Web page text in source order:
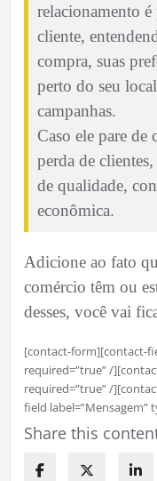
relacionamento
cliente,
compra, suas
perto do seu
campanhas.
Caso ele pare de
perda de
de qualidade,
econômica.
Adicione ao fato
comércio têm ou
desses, você vai
[contact-form][contact-
required=”true” /
required=”true” /
field
Share this